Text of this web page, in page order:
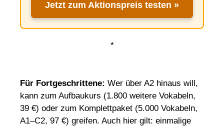
Jetzt zum Aktionspreis testen »
*
Für Fortgeschrittene: Wer über A2 hinaus will,
kann zum Aufbaukurs (1.800 weitere Vokabeln,
39 €) oder zum Komplettpaket (5.000 Vokabeln,
A1–C2, 97 €) greifen. Auch hier gilt: einmalige